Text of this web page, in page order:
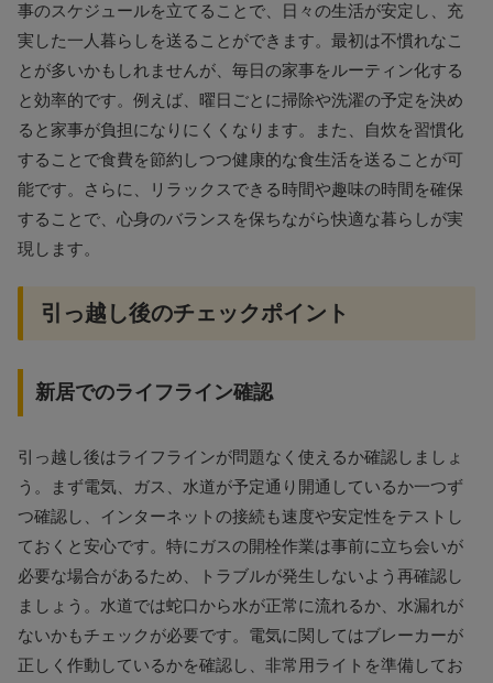
事のスケジュールを立てることで、日々の生活が安定し、充
実した一人暮らしを送ることができます。最初は不慣れなこ
とが多いかもしれませんが、毎日の家事をルーティン化する
と効率的です。例えば、曜日ごとに掃除や洗濯の予定を決め
ると家事が負担になりにくくなります。また、自炊を習慣化
することで食費を節約しつつ健康的な食生活を送ることが可
能です。さらに、リラックスできる時間や趣味の時間を確保
することで、心身のバランスを保ちながら快適な暮らしが実
現します。
引っ越し後のチェックポイント
新居でのライフライン確認
引っ越し後はライフラインが問題なく使えるか確認しましょ
う。まず電気、ガス、水道が予定通り開通しているか一つず
つ確認し、インターネットの接続も速度や安定性をテストし
ておくと安心です。特にガスの開栓作業は事前に立ち会いが
必要な場合があるため、トラブルが発生しないよう再確認し
ましょう。水道では蛇口から水が正常に流れるか、水漏れが
ないかもチェックが必要です。電気に関してはブレーカーが
正しく作動しているかを確認し、非常用ライトを準備してお